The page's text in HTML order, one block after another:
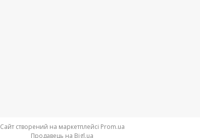
Сайт створений на маркетплейсі Prom.ua
Продавець на Bigl.ua